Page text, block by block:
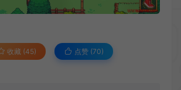
收藏 (45) 点赞 (70)